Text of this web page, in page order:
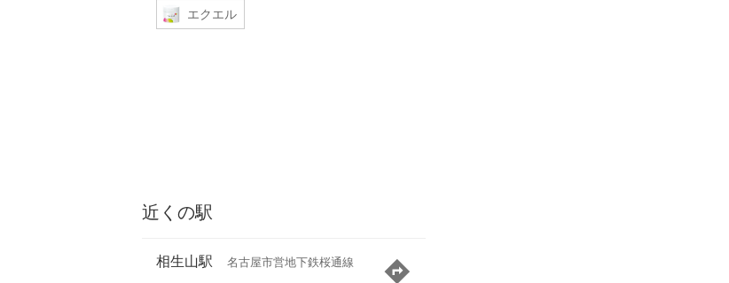
エクエル
近くの駅
相生山駅 名古屋市営地下鉄桜通線